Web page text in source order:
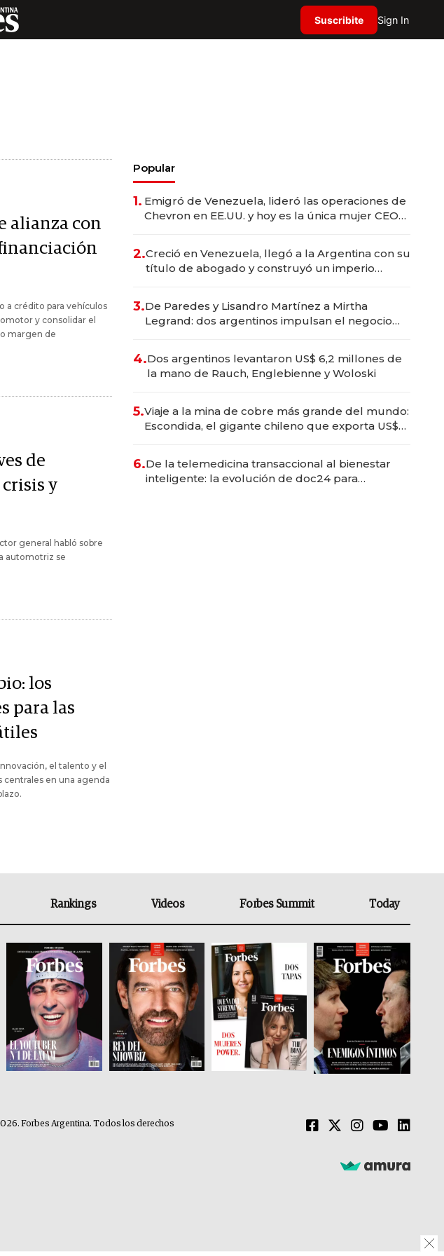
Suscribite Sign In
alianza con
a crédito para vehículos
y consolidar el
margen de
de
y
general habló sobre
automotriz se
los
para las
el talento y el
en una agenda
Popular
1. Emigró de Venezuela, lideró las operaciones de
Chevron en EE.UU. y hoy es la única mujer CEO
2.Creció en Venezuela, llegó a la Argentina con su
título de abogado y construyó un imperio
3.De Paredes y Lisandro Martínez a Mirtha
Legrand: dos argentinos impulsan el negocio
4.Dos argentinos levantaron US$ 6,2 millones de
la mano de Rauch, Englebienne y Woloski
5.Viaje a la mina de cobre más grande del mundo:
Escondida, el gigante chileno que exporta US$
6.De la telemedicina transaccional al bienestar
inteligente: la evolución de doc24 para
Rankings Videos Forbes Summit Today
Forbes Argentina. Todos los derechos